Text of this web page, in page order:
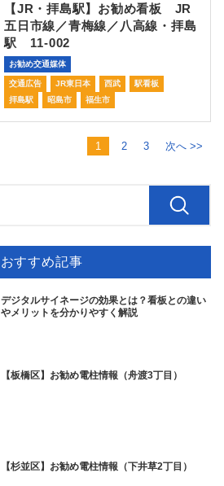
【JR・拝島駅】お勧め看板 JR
五日市線／青梅線／八高線・拝島
駅 11-002
お勧め交通媒体
交通広告 JR東日本 西武
駅看板
拝島駅
昭島市 福生市
1 2 3 次へ >>
おすすめ記事
デジタルサイネージの効果とは？看板との違い
やメリットを分かりやすく解説
【板橋区】お勧め電柱情報（舟渡3丁目）
【杉並区】お勧め電柱情報（下井草2丁目）